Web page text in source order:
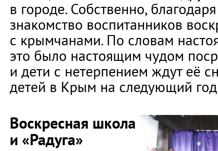
в городе. Собственно,
знакомство воспитанников
с крымчанами. По словам
это было настоящим чудом
и дети с нетерпением ждут её
детей в Крым на следующий год
Воскресная школа
и «Радуга»